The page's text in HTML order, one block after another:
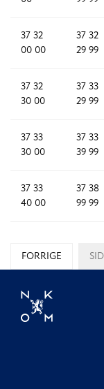
37 32
00 00
37 32
29 99
37 32
30 00
37 33
29 99
37 33
30 00
37 33
39 99
37 33
40 00
37 38
99 99
FORRIGE